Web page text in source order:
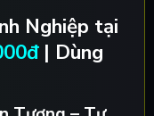
Nghiệp tại
| Dùng